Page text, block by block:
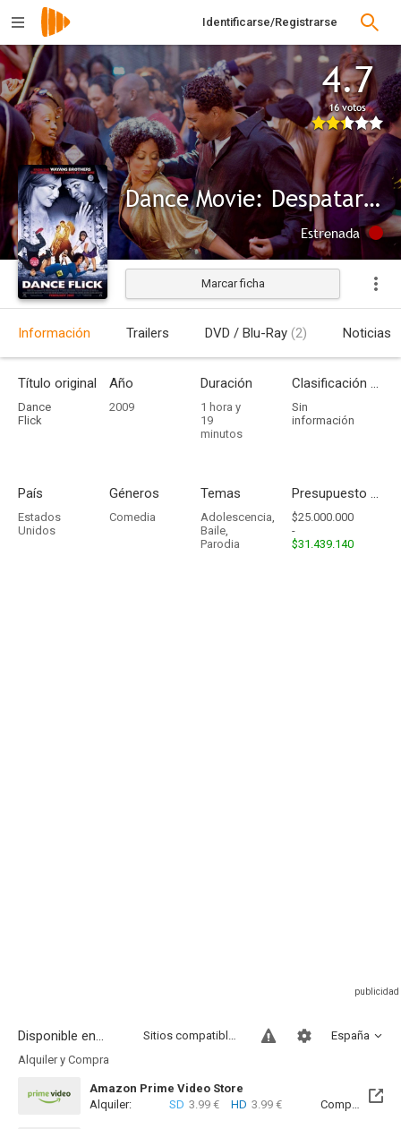
Identificarse/Registrarse
4.7
16 votos
Dance Movie: Despatarre en la pista
Estrenada
Marcar ficha
Información Trailers DVD / Blu-Ray (2) Noticias
Título original
Dance
Flick
Año
2009
Duración
1 hora y
19
minutos
Clasificación por edades
Sin
información
País
Estados
Unidos
Géneros
Comedia
Temas
Adolescencia,
Baile,
Parodia
Presupuesto - Ingresos
$25.000.000
-
$31.439.140
Disponible en... España
Sitios compatibles
Alquiler y Compra
Amazon Prime Video Store
Alquiler:
SD 3.99 € HD 3.99 € Compra: SD